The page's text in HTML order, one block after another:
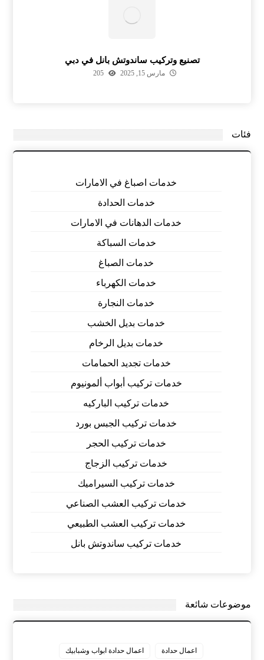
تصنيع وتركيب ساندوتش بانل في دبي
مارس 15, 2025 205
فئات
خدمات اصباغ في الامارات
خدمات الحدادة
خدمات الدهانات في الامارات
خدمات السباكة
خدمات الصباغ
خدمات الكهرباء
خدمات النجارة
خدمات بديل الخشب
خدمات بديل الرخام
خدمات تجديد الحمامات
خدمات تركيب أبواب ألمونيوم
خدمات تركيب الباركيه
خدمات تركيب الجبس بورد
خدمات تركيب الحجر
خدمات تركيب الزجاج
خدمات تركيب السيراميك
خدمات تركيب العشب الصناعي
خدمات تركيب العشب الطبيعي
خدمات تركيب ساندوتش بانل
موضوعات شائعة
اعمال حدادة اعمال حدادة ابواب وشبابيك